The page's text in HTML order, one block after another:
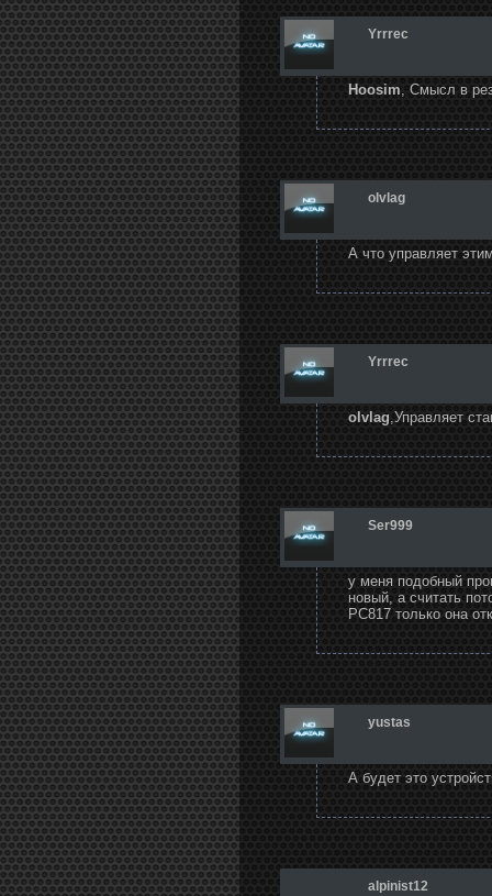
Yrrrec
Hoosim, Смысл в
olvlag
А что управляет
Yrrrec
olvlag,Управляет
Ser999
у меня подобный
новый, а считать
PC817 только она
yustas
А будет это
alpinist12